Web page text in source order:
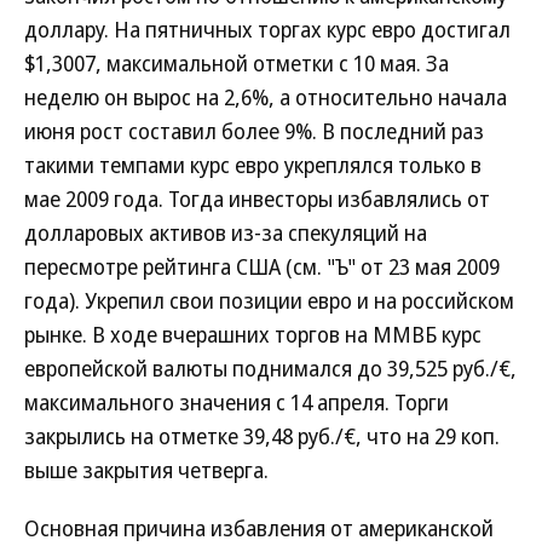
доллару. На пятничных торгах курс евро достигал
$1,3007, максимальной отметки с 10 мая. За
неделю он вырос на 2,6%, а относительно начала
июня рост составил более 9%. В последний раз
такими темпами курс евро укреплялся только в
мае 2009 года. Тогда инвесторы избавлялись от
долларовых активов из-за спекуляций на
пересмотре рейтинга США (см. "Ъ" от 23 мая 2009
года). Укрепил свои позиции евро и на российском
рынке. В ходе вчерашних торгов на ММВБ курс
европейской валюты поднимался до 39,525 руб./€,
максимального значения с 14 апреля. Торги
закрылись на отметке 39,48 руб./€, что на 29 коп.
выше закрытия четверга.
Основная причина избавления от американской